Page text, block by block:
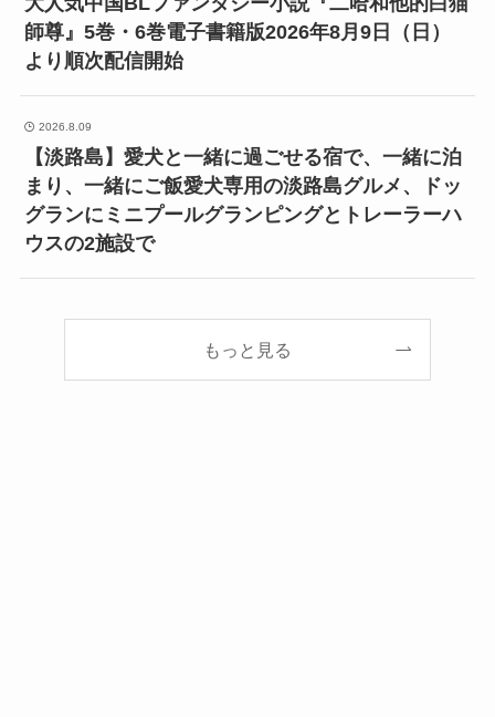
師尊』5巻・6巻電子書籍版2026年8月9日（日）
より順次配信開始
2026.8.09
【淡路島】愛犬と一緒に過ごせる宿で、一緒に泊
まり、一緒にご飯愛犬専用の淡路島グルメ、ドッ
グランにミニプールグランピングとトレーラーハ
ウスの2施設で
もっと見る